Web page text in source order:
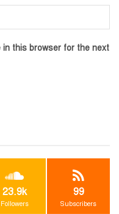
in this browser for the next
23.9k
Followers
99
Subscribers